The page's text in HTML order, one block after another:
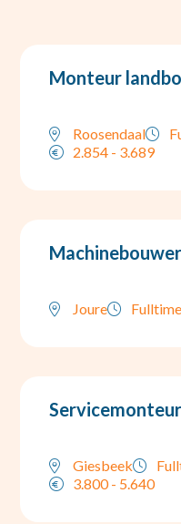
Monteur
Roosendaal
2.854 - 3.689
Machinebouwer
Joure
Servicemonteur
Giesbeek
3.800 - 5.640